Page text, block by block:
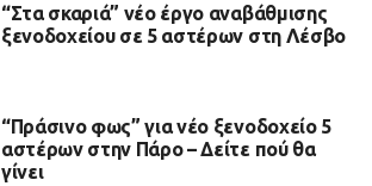
“Στα σκαριά” νέο έργο αναβάθμισης
ξενοδοχείου σε 5 αστέρων στη Λέσβο
“Πράσινο φως” για νέο ξενοδοχείο 5
αστέρων στην Πάρο – Δείτε πού θα
γίνει